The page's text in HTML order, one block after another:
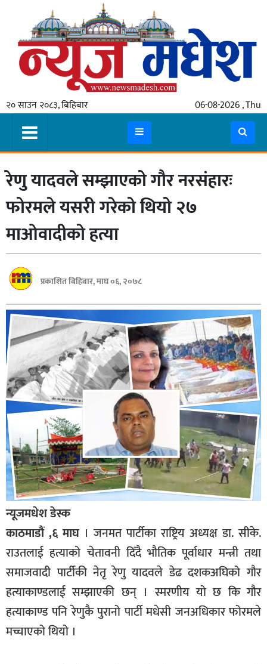
२० साउन २०८३, बिहिबार 06-08-2026 , Thu
गृहपृष्ठ
स्थानीय
प्रदेश
मधेश
प्रदेश
लुम्बिनी
बागमती
सुदूरपश्चिम
मधेश
विशेष
राजनीति
प्रमुख
समाचार
राष्ट्रिय
अन्तराष्ट्रिय
अन्तरबार्ता
अर्थ
खेलकुद
मनोरञ्जन
फोटो
/
भिडियो
रेणु यादवले सम्झाएको गौर नरसंहारः
फोरमले यसरी गरेको थियो २७
माओवादीको हत्या
प्रकाशित बिहिबार, माघ ०६, २०७८
न्यूजमधेश डेस्क
काठमाडौं ,६ माघ । जनमत पार्टीका राष्ट्रिय अध्यक्ष डा. सीके.
राउतलाई हत्याको चेतावनी दिँदै भौतिक पूर्वाधार मन्त्री तथा
समाजवादी पार्टीकी नेतृ रेणु यादवले डेढ दशकअघिको गौर
हत्याकाण्डलाई सम्झाएकी छन् । स्मरणीय यो छ कि गौर
हत्याकाण्ड पनि रेणुकै पुरानो पार्टी मधेसी जनअधिकार फोरमले
मच्चाएको थियो ।